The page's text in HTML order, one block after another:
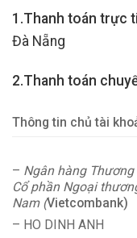
1.Thanh toán trực
Đà Nẵng
2.Thanh toán
Thông tin chủ tài
– Ngân hàng
Cổ phần Ngoại
Nam (Vietcombank)
– HO DINH ANH